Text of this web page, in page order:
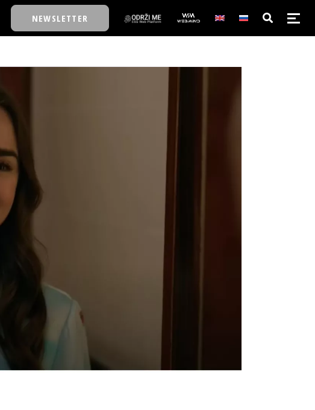
30
TO OFFICE/SCHOOL
BIZNIS LIGA
WEEK
GODINE
NEWSLETTER
30
TO OFFICE/SCHOOL
BIZNIS LIGA
WEEK
GODINE